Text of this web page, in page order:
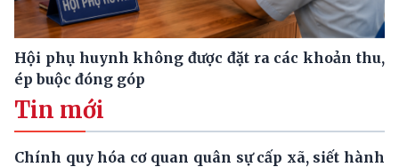
Hội phụ huynh không được đặt ra các khoản thu,
ép buộc đóng góp
Tin mới
Chính quy hóa cơ quan quân sự cấp xã, siết hành